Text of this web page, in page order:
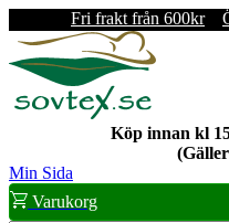
Fri frakt från 600kr
Köp innan kl
Min Sida
Varukorg